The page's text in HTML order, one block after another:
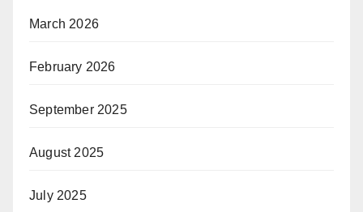
March 2026
February 2026
September 2025
August 2025
July 2025